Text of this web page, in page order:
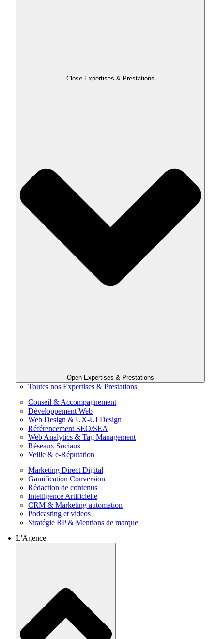
Close Expertises & Prestations
Open Expertises & Prestations
Toutes nos Expertises & Prestations
Conseil & Accompagnement
Développement Web
Web Design & UX-UI Design
Référencement SEO/SEA
Web Analytics & Tag Management
Réseaux Sociaux
Veille & e-Réputation
Marketing Direct Digital
Gamification Conversion
Rédaction de contenus
Intelligence Artificielle
CRM & Marketing automation
Podcasting et videos
Stratégie RP & Mentions de marque
L'Agence